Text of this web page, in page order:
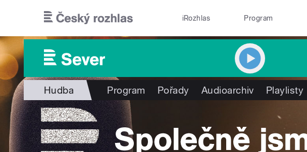
iRozhlas Program
Hudba Program Pořady Audioarchiv Playlisty